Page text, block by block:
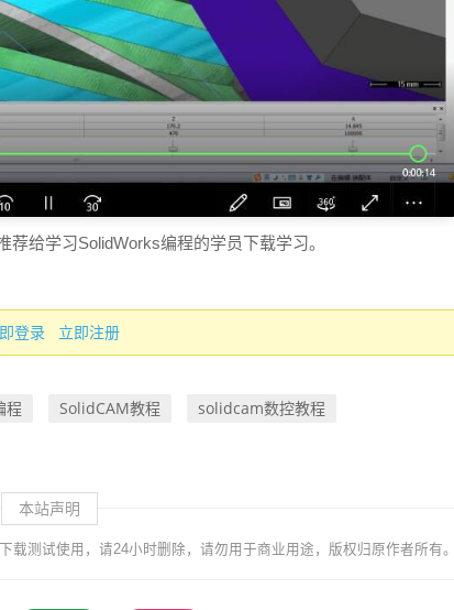
给学习SolidWorks编程的学员下载学习。
登录 立即注册
程 SolidCAM教程
solidcam数控教程
本站声明
测试使用，请24小时删除，请勿用于商业用途，版权归原作者所有。